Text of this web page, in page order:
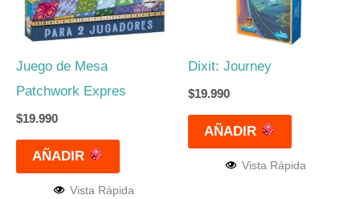
Juego de Mesa
Patchwork Expres
$19.990
AÑADIR
Vista Rápida
Dixit: Journey
$19.990
AÑADIR
Vista Rápida